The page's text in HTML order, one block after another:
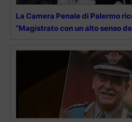
La Camera Penale di Palermo
“Magistrato con un alto senso